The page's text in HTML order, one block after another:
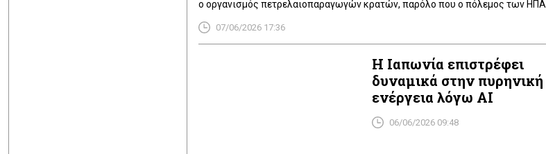
ο οργανισμός πετρελαιοπαραγωγών κρατών, παρόλο που ο πόλεμος των ΗΠΑ
παραγωγή τους. Ο πόλεμος έχει περιορίσει τη ροή πετρελαίου μέσω […]
07/06/2026 17:36
Η Ιαπωνία επιστρέφει
δυναμικά στην πυρηνική
ενέργεια λόγω AI
06/06/2026 09:48